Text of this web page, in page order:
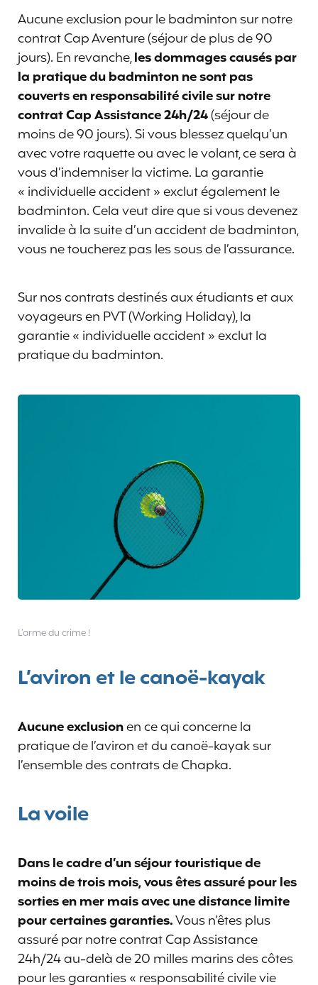
Aucune exclusion pour le badminton sur notre
contrat Cap Aventure (séjour de plus de 90
jours). En revanche,les dommages causés par
la pratique du badminton ne sont pas
couverts en responsabilité civile sur notre
contrat Cap Assistance 24h/24(séjour de
moins de 90 jours). Si vous blessez quelqu’un
avec votre raquette ou avec le volant, ce sera à
vous d’indemniser la victime. La garantie
« individuelle accident » exclut également le
badminton. Cela veut dire que si vous devenez
invalide à la suite d’un accident de badminton,
vous ne toucherez pas les sous de l’assurance.
Sur nos contrats destinés aux étudiants et aux
voyageurs en PVT (Working Holiday), la
garantie « individuelle accident » exclut la
pratique du badminton.
L’arme du crime !
L’aviron et le canoë-kayak
Aucune exclusionen ce qui concerne la
pratique de l’aviron et du canoë-kayak sur
l’ensemble des contrats de Chapka.
La voile
Dans le cadre d’un séjour touristique de
moins de trois mois, vous êtes assuré pour les
sorties en mer mais avec une distance limite
pour certaines garanties.Vous n’êtes plus
assuré par notre contrat Cap Assistance
24h/24 au-delà de 20 milles marins des côtes
pour les garanties « responsabilité civile vie